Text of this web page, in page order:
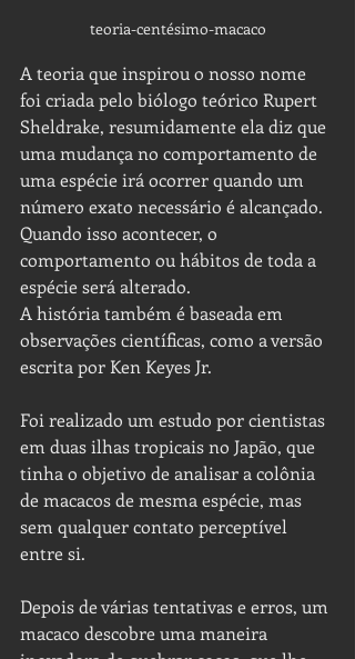
teoria-centésimo-macaco
A teoria que inspirou o nosso nome
foi criada pelo biólogo teórico Rupert
Sheldrake, resumidamente ela diz que
uma mudança no comportamento de
uma espécie irá ocorrer quando um
número exato necessário é alcançado.
Quando isso acontecer, o
comportamento ou hábitos de toda a
espécie será alterado.
A história também é baseada em
observações científicas, como a versão
escrita por Ken Keyes Jr.
Foi realizado um estudo por cientistas
em duas ilhas tropicais no Japão, que
tinha o objetivo de analisar a colônia
de macacos de mesma espécie, mas
sem qualquer contato perceptível
entre si.
Depois de várias tentativas e erros, um
macaco descobre uma maneira